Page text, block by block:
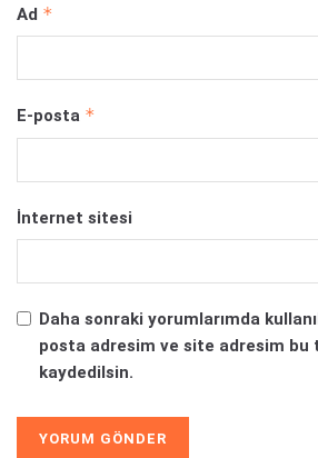
Ad *
E-posta *
İnternet sitesi
Daha sonraki yorumlarımda
posta adresim ve site adresim bu
kaydedilsin.